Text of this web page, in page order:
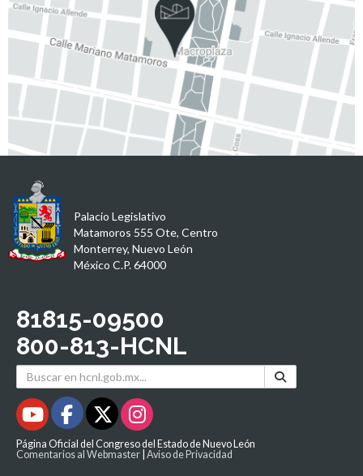
Palacio Legislativo
Matamoros 555 Ote, Centro
Monterrey, Nuevo León
México C.P. 64000
81815-09500
800-813-HCNL
Página Oficial del Congreso del Estado de Nuevo León
Comentarios al Webmaster Aviso de Privacidad